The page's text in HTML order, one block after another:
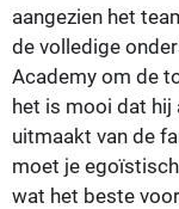
aangezien het
de volledige
Academy om de
het is mooi dat hij
uitmaakt van de
moet je
wat het beste